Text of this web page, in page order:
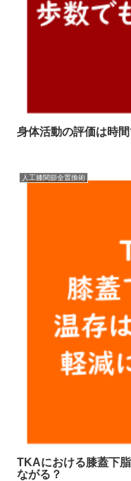
身体活動の評価は時
人工膝関節全置換術
TKAにおける膝蓋下
ながる？